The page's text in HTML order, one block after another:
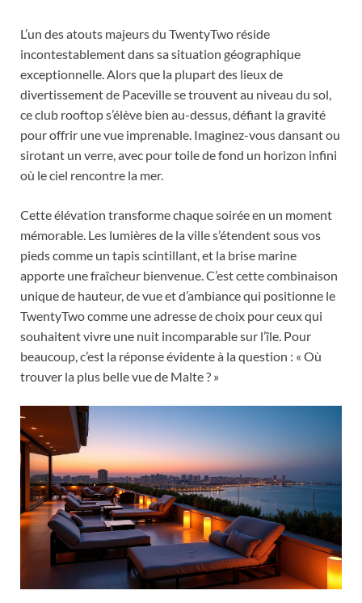
L’un des atouts majeurs du TwentyTwo réside
incontestablement dans sa situation géographique
exceptionnelle. Alors que la plupart des lieux de
divertissement de Paceville se trouvent au niveau du sol,
ce club rooftop s’élève bien au-dessus, défiant la gravité
pour offrir une vue imprenable. Imaginez-vous dansant ou
sirotant un verre, avec pour toile de fond un horizon infini
où le ciel rencontre la mer.
Cette élévation transforme chaque soirée en un moment
mémorable. Les lumières de la ville s’étendent sous vos
pieds comme un tapis scintillant, et la brise marine
apporte une fraîcheur bienvenue. C’est cette combinaison
unique de hauteur, de vue et d’ambiance qui positionne le
TwentyTwo comme une adresse de choix pour ceux qui
souhaitent vivre une nuit incomparable sur l’île. Pour
beaucoup, c’est la réponse évidente à la question : « Où
trouver la plus belle vue de Malte ? »